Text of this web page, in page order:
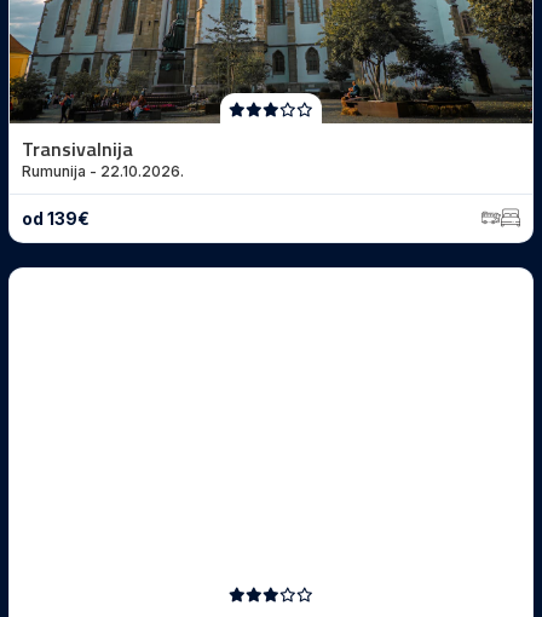
Transivalnija
Rumunija - 22.10.2026.
od 139€